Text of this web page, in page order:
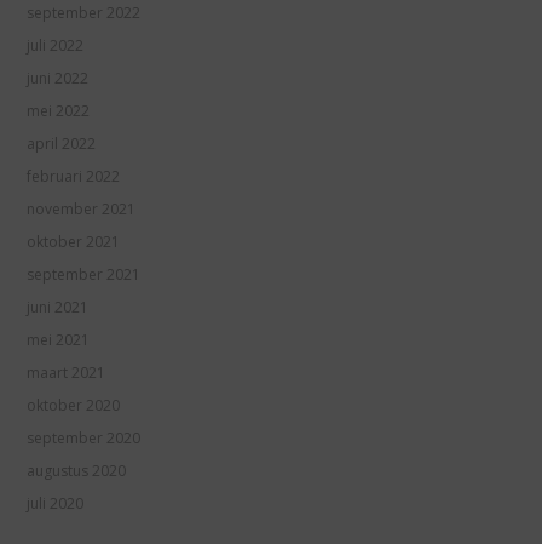
september 2022
juli 2022
juni 2022
mei 2022
april 2022
februari 2022
november 2021
oktober 2021
september 2021
juni 2021
mei 2021
maart 2021
oktober 2020
september 2020
augustus 2020
juli 2020